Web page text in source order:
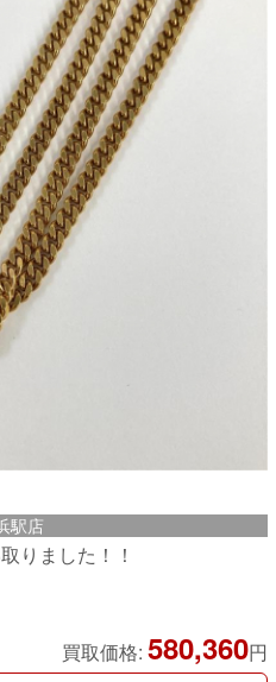
駅店
りました！！
買取価格: 580,360円